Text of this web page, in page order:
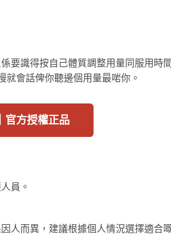
要識得按自己體質調整用量同服用時
會話俾你聽邊個用量最啱你。
官方授權正品
員。
人而異，建議根據個人情況選擇適合